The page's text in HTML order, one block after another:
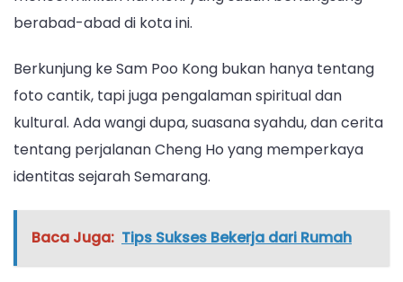
berabad-abad di kota ini.
Berkunjung ke Sam Poo Kong bukan hanya tentang
foto cantik, tapi juga pengalaman spiritual dan
kultural. Ada wangi dupa, suasana syahdu, dan cerita
tentang perjalanan Cheng Ho yang memperkaya
identitas sejarah Semarang.
Baca Juga: Tips Sukses Bekerja dari Rumah